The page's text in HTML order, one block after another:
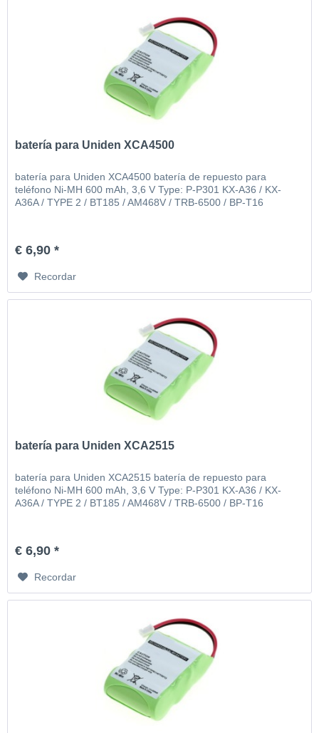
batería para Uniden XCA4500
batería para Uniden XCA4500 batería de repuesto para
teléfono Ni-MH 600 mAh, 3,6 V Type: P-P301 KX-A36 / KX-
A36A / TYPE 2 / BT185 / AM468V / TRB-6500 / BP-T16
€ 6,90 *
Recordar
batería para Uniden XCA2515
batería para Uniden XCA2515 batería de repuesto para
teléfono Ni-MH 600 mAh, 3,6 V Type: P-P301 KX-A36 / KX-
A36A / TYPE 2 / BT185 / AM468V / TRB-6500 / BP-T16
€ 6,90 *
Recordar